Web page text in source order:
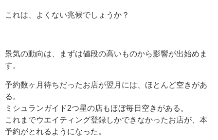
これは、よくない兆候でしょうか？
景気の動向は、まずは値段の高いものから影響が出始めま
す。
予約数ヶ月待ちだったお店が翌月には、ほとんど空きがあ
る。
ミシュランガイド2つ星の店もほぼ毎日空きがある。
これまでウエイティング登録しかできなかったお店が、本
予約がとれるようになった。